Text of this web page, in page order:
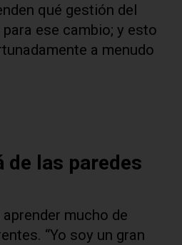
qué gestión del
ese cambio; y esto
a menudo
de las paredes
mucho de
“Yo soy un gran